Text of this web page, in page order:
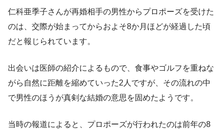
仁科亜季子さんが再婚相手の男性からプロポーズを受けた
のは、交際が始まってからおよそ8か月ほどが経過した頃
だと報じられています。
出会いは医師の紹介によるもので、食事やゴルフを重ねな
がら自然に距離を縮めていった2人ですが、その流れの中
で男性のほうが真剣な結婚の意思を固めたようです。
当時の報道によると、プロポーズが行われたのは前年の8